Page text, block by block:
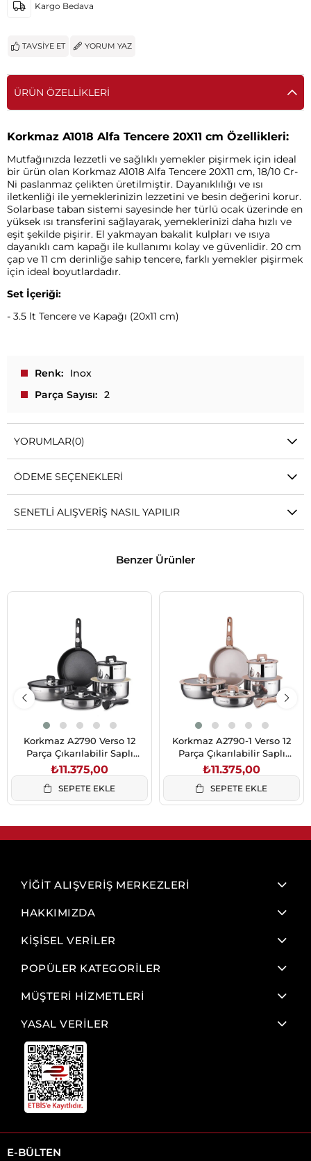
Kargo Bedava
TAVSIYE ET YORUM YAZ
ÜRÜN ÖZELLIKLERI
Korkmaz A1018 Alfa Tencere 20X11 cm Özellikleri:
Mutfağınızda lezzetli ve sağlıklı yemekler pişirmek için ideal
bir ürün olan Korkmaz A1018 Alfa Tencere 20X11 cm, 18/10 Cr-
Ni paslanmaz çelikten üretilmiştir. Dayanıklılığı ve ısı
iletkenliği ile yemeklerinizin lezzetini ve besin değerini korur.
Solarbase taban sistemi sayesinde her türlü ocak üzerinde en
yüksek ısı transferini sağlayarak, yemeklerinizi daha hızlı ve
eşit şekilde pişirir. El yakmayan bakalit kulpları ve ısıya
dayanıklı cam kapağı ile kullanımı kolay ve güvenlidir. 20 cm
çap ve 11 cm derinliğe sahip tencere, farklı yemekler pişirmek
için ideal boyutlardadır.
Set İçeriği:
- 3.5 lt Tencere ve Kapağı (20x11 cm)
Renk
Inox
Parça Sayısı
2
YORUMLAR(0)
ÖDEME SEÇENEKLERI
SENETLI ALIŞVERIŞ NASIL YAPILIR
Benzer Ürünler
Korkmaz A2790 Verso 12
Parça Çıkarılabilir Saplı
Tencere ve Tava Seti Siyah
₺11.375,00
SEPETE EKLE
Korkmaz A2790-1 Verso 12
Parça Çıkarılabilir Saplı
Tencere Seti Mocha
₺11.375,00
SEPETE EKLE
YİĞİT ALIŞVERİŞ MERKEZLERİ
HAKKIMIZDA
KİŞİSEL VERİLER
POPÜLER KATEGORİLER
MÜŞTERİ HİZMETLERİ
YASAL VERİLER
E-BÜLTEN